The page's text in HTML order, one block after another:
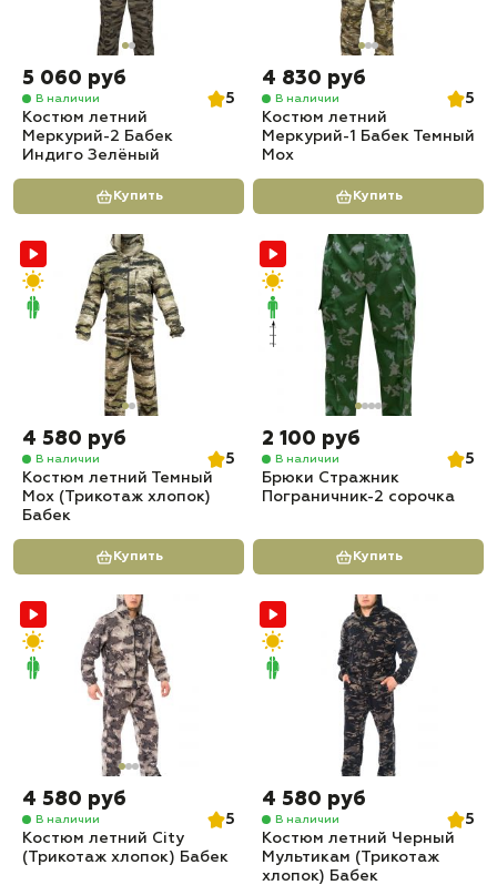
5 060 руб
В наличии
5
Костюм летний
Меркурий-2 Бабек
Индиго Зелёный
Купить
4 830 руб
В наличии
5
Костюм летний
Меркурий-1 Бабек Темный
Мох
Купить
4 580 руб
В наличии
5
Костюм летний Темный
Мох (Трикотаж хлопок)
Бабек
Купить
2 100 руб
В наличии
5
Брюки Стражник
Пограничник-2 сорочка
Купить
4 580 руб
В наличии
5
Костюм летний City
(Трикотаж хлопок) Бабек
4 580 руб
В наличии
5
Костюм летний Черный
Мультикам (Трикотаж
хлопок) Бабек